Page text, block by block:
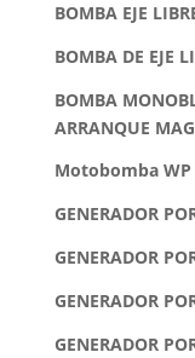
BOMBA EJE
BOMBA DE EJE
BOMBA
ARRANQUE
Motobomba WP
GENERADOR
GENERADOR
GENERADOR
GENERADOR